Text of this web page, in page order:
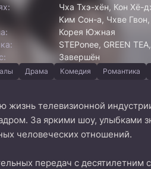
Чха Тхэ-хён, Кон
Ким Сон-а, Чхве
Корея Южная
STEPonee, GREEN
Завершён
Драма Комедия Романтика
телевизионной
За яркими шоу,
человеческих отношений.
передач с десятилетним